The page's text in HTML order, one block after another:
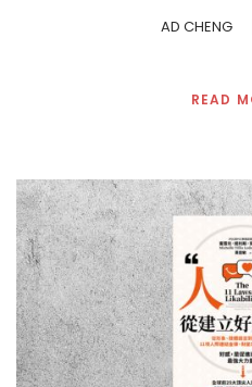
AD CHENG
READ